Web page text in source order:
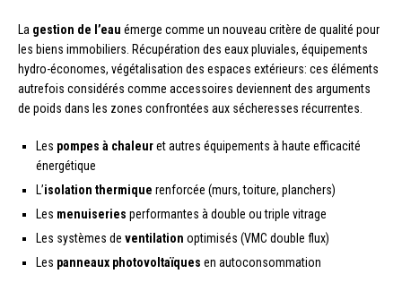
La gestion de l’eau émerge comme un nouveau critère de qualité pour
les biens immobiliers. Récupération des eaux pluviales, équipements
hydro-économes, végétalisation des espaces extérieurs: ces éléments
autrefois considérés comme accessoires deviennent des arguments
de poids dans les zones confrontées aux sécheresses récurrentes.
Les pompes à chaleuret autres équipements à haute efficacité
énergétique
L’isolation thermique renforcée (murs, toiture, planchers)
Les menuiseries performantes à double ou triple vitrage
Les systèmes de ventilation optimisés (VMC double flux)
Les panneaux photovoltaïques en autoconsommation